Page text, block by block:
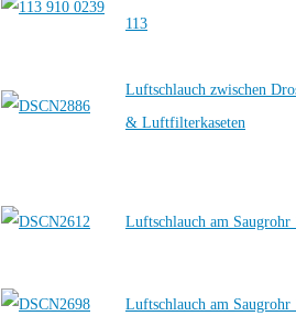
113
Luftschlauch zwischen
& Luftfilterkaseten
Luftschlauch am Saugrohr
Luftschlauch am Saugrohr